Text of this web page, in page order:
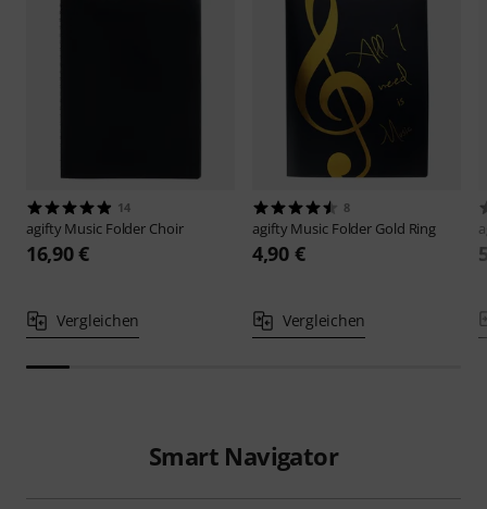
14
agifty Music Folder Choir
16,90 €
Vergleichen
8
agifty Music Folder Gold Ring
4,90 €
Vergleichen
Smart Navigator